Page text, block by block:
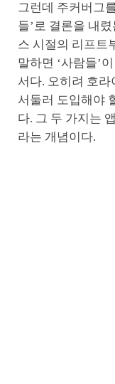
그런데 주커버그
들’로 결론을 내
스 시절의 리프트
말하면 ‘사람들’
서다. 오히려 호라
서둘러 도입해야
다. 그 두 가지는
라는 개념이다.